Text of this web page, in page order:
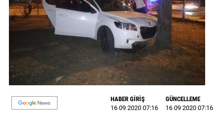
GALERİ
VİDEO
YAZARLAR
BİZE
ULAŞIN
Künye
HABER GİRİŞ
16 09 2020 07:16
GÜNCELLEME
16 09 2020 07:16